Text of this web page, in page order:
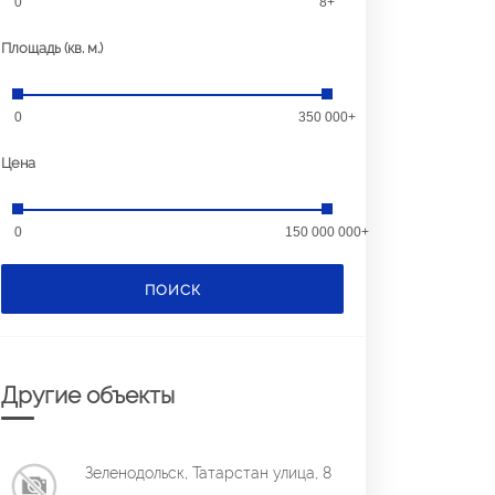
Площадь (кв. м.)
0 350 000+
Цена
0 150 000 000+
ПОИСК
Другие объекты
Зеленодольск, Татарстан улица, 8